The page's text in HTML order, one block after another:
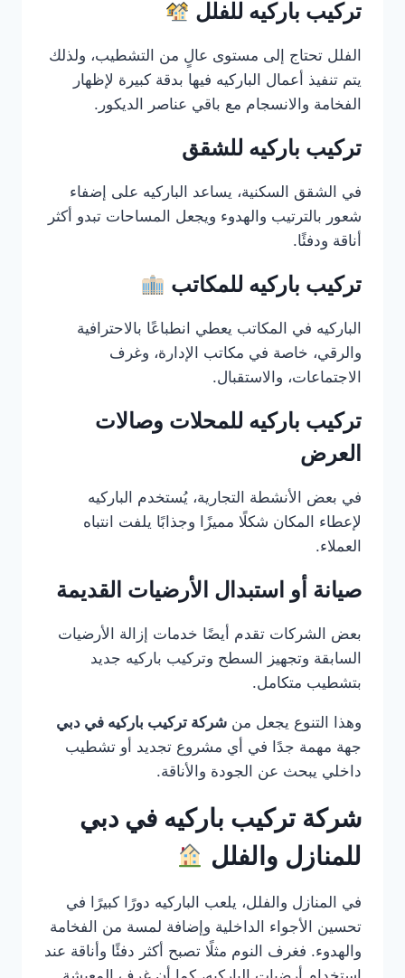
تركيب باركيه للفلل
الفلل تحتاج إلى مستوى عالٍ من التشطيب، ولذلك
يتم تنفيذ أعمال الباركيه فيها بدقة كبيرة لإظهار
الفخامة والانسجام مع باقي عناصر الديكور.
تركيب باركيه للشقق
في الشقق السكنية، يساعد الباركيه على إضفاء
شعور بالترتيب والهدوء ويجعل المساحات تبدو أكثر
أناقة ودفئًا.
تركيب باركيه للمكاتب
الباركيه في المكاتب يعطي انطباعًا بالاحترافية
والرقي، خاصة في مكاتب الإدارة، وغرف
الاجتماعات، والاستقبال.
تركيب باركيه للمحلات وصالات
العرض
في بعض الأنشطة التجارية، يُستخدم الباركيه
لإعطاء المكان شكلًا مميزًا وجذابًا يلفت انتباه
العملاء.
صيانة أو استبدال الأرضيات القديمة
بعض الشركات تقدم أيضًا خدمات إزالة الأرضيات
السابقة وتجهيز السطح وتركيب باركيه جديد
بتشطيب متكامل.
وهذا التنوع يجعل من شركة تركيب باركيه في دبي
جهة مهمة جدًا في أي مشروع تجديد أو تشطيب
داخلي يبحث عن الجودة والأناقة.
شركة تركيب باركيه في دبي
للمنازل والفلل
في المنازل والفلل، يلعب الباركيه دورًا كبيرًا في
تحسين الأجواء الداخلية وإضافة لمسة من الفخامة
والهدوء. فغرف النوم مثلًا تصبح أكثر دفئًا وأناقة عند